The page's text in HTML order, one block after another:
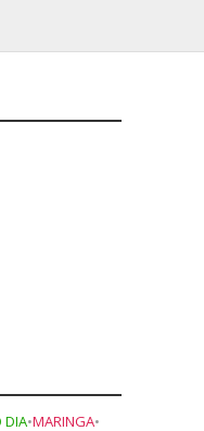
DIA•MARINGA•